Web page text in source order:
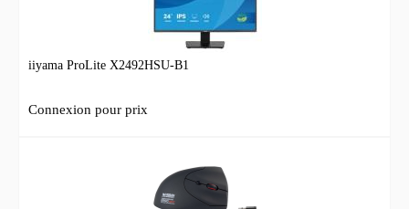
iiyama ProLite X2492HSU-B1
Connexion pour prix